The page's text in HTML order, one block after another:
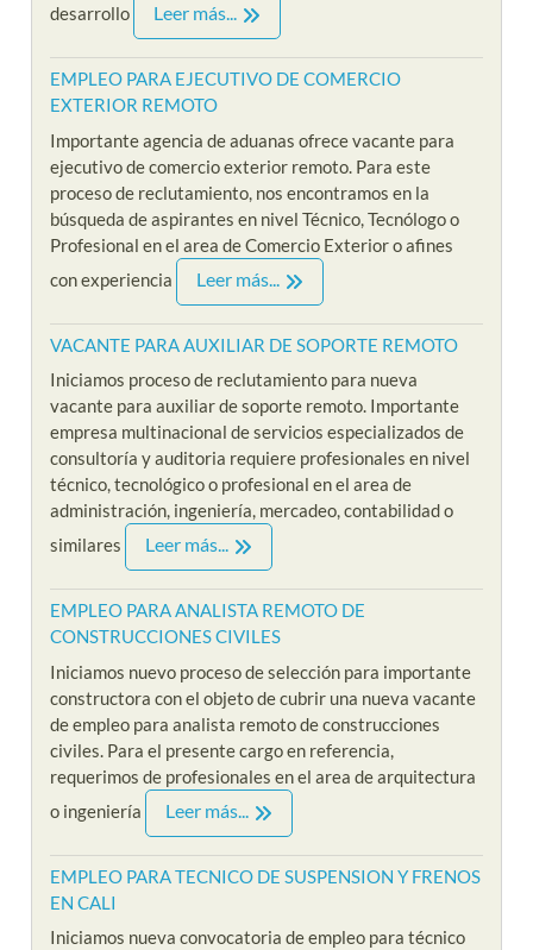
desarrollo
Leer más...
EMPLEO PARA EJECUTIVO DE COMERCIO
EXTERIOR REMOTO
Importante agencia de aduanas ofrece vacante para
ejecutivo de comercio exterior remoto. Para este
proceso de reclutamiento, nos encontramos en la
búsqueda de aspirantes en nivel Técnico, Tecnólogo o
Profesional en el area de Comercio Exterior o afines
con experiencia
Leer más...
VACANTE PARA AUXILIAR DE SOPORTE REMOTO
Iniciamos proceso de reclutamiento para nueva
vacante para auxiliar de soporte remoto. Importante
empresa multinacional de servicios especializados de
consultoría y auditoria requiere profesionales en nivel
técnico, tecnológico o profesional en el area de
administración, ingeniería, mercadeo, contabilidad o
similares
Leer más...
EMPLEO PARA ANALISTA REMOTO DE
CONSTRUCCIONES CIVILES
Iniciamos nuevo proceso de selección para importante
constructora con el objeto de cubrir una nueva vacante
de empleo para analista remoto de construcciones
civiles. Para el presente cargo en referencia,
requerimos de profesionales en el area de arquitectura
o ingeniería
Leer más...
EMPLEO PARA TECNICO DE SUSPENSION Y FRENOS
EN CALI
Iniciamos nueva convocatoria de empleo para técnico